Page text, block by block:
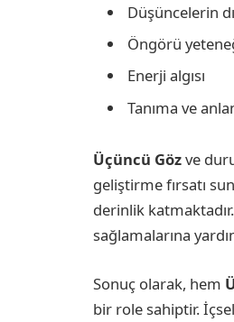
Düşüncelerin
Öngörü
Enerji algısı
Tanıma ve
Üçüncü Gözve
geliştirme fırsatı
derinlik
sağlamalarına
Sonuç olarak, hem
bir role sahiptir.